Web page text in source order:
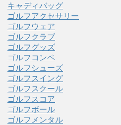
キャディバッグ
ゴルフアクセサリー
ゴルフウェア
ゴルフクラブ
ゴルフグッズ
ゴルフコンペ
ゴルフシューズ
ゴルフスイング
ゴルフスクール
ゴルフスコア
ゴルフボール
ゴルフメンタル